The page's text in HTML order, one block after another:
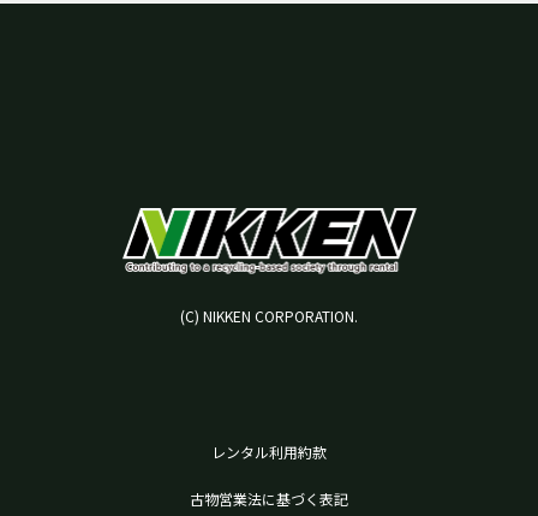
(C) NIKKEN CORPORATION.
レンタル利用約款
古物営業法に基づく表記